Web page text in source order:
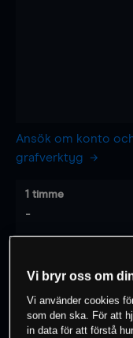
Ansök om konto
grafverktyg
1 timme
-
-
Vi bryr oss om
Vi använder cookies
som den ska. För att
in data för att förstå